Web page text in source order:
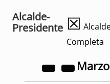
Alcalde-
Presidente ☒
Completa
Marzo